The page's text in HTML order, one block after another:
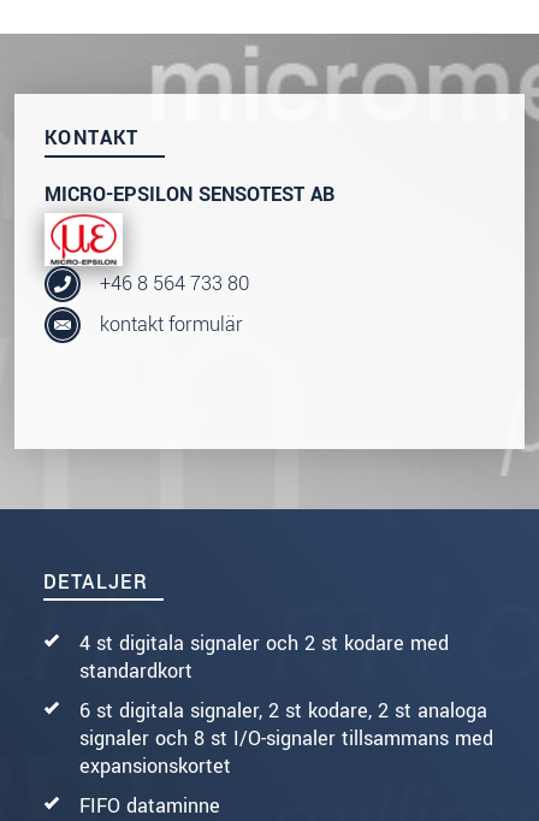
DETALJER
4 st digitala signaler och 2 st kodare med
standardkort
6 st digitala signaler, 2 st kodare, 2 st analoga
signaler och 8 st I/O-signaler tillsammans med
expansionskortet
FIFO dataminne
KONTAKT
MICRO-EPSILON SENSOTEST AB
+46 8 564 733 80
kontakt formulär